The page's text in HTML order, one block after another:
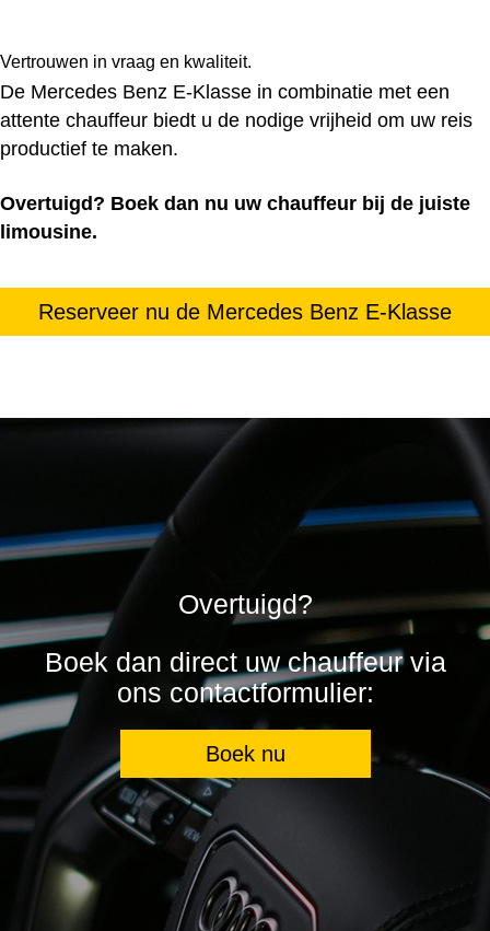
Vertrouwen in vraag en kwaliteit.
De Mercedes Benz E-Klasse in combinatie met een
attente chauffeur biedt u de nodige vrijheid om uw reis
productief te maken.
Overtuigd? Boek dan nu uw chauffeur bij de juiste
limousine.
Reserveer nu de Mercedes Benz E-Klasse
Overtuigd?
Boek dan direct uw chauffeur via
ons contactformulier:
Boek nu